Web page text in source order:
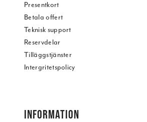
Presentkort
Betala offert
Teknisk support
Reservdelar
Tilläggstjänster
Intergritetspolicy
INFORMATION